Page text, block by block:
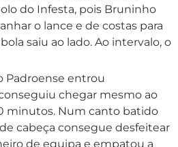
do Infesta, pois Bruninho
o lance e de costas para
saiu ao lado. Ao intervalo, o
Padroense entrou
chegar mesmo ao
minutos. Num canto batido
cabeça consegue desfeitear
de equipa e empatou a